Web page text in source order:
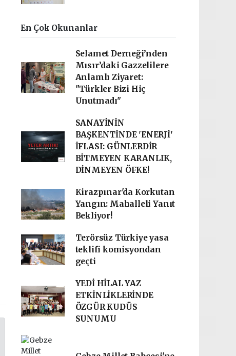
En Çok Okunanlar
Selamet Derneği’nden
Mısır’daki Gazzelilere
Anlamlı Ziyaret:
"Türkler Bizi Hiç
Unutmadı"
SANAYİNİN
BAŞKENTİNDE 'ENERJİ'
İFLASI: GÜNLERDİR
BİTMEYEN KARANLIK,
DİNMEYEN ÖFKE!
Kirazpınar'da Korkutan
Yangın: Mahalleli Yanıt
Bekliyor!
Terörsüz Türkiye yasa
teklifi komisyondan
geçti
YEDİ HİLAL YAZ
ETKİNLİKLERİNDE
ÖZGÜR KUDÜS
SUNUMU